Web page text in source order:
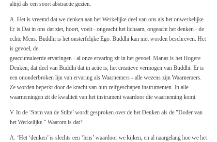
altijd als een soort abstractie gezien.
A. Het is vreemd dat we denken aan het Werkelijke deel van ons als het onwerkelijke.
Er is Dat in ons dat ziet, hoort, voelt - ongeacht het lichaam, ongeacht het denken - de
echte Mens. Buddhi is het onsterfelijke Ego. Buddhi kan niet worden beschreven. Het
is gevoel, de
geaccumuleerde ervaringen - al onze ervaring zit in het gevoel. Manas is het Hogere
Denken, dat deel van Buddhi dat in actie is; het creatieve vermogen van Buddhi. Er is
een ononderbroken lijn van ervaring als Waarnemers - alle wezens zijn Waarnemers.
Ze worden beperkt door de kracht van hun zelfgeschapen instrumenten. In alle
waarnemingen zit de kwaliteit van het instrument waardoor die waarneming komt.
V. In de ‘Stem van de Stilte’ wordt gesproken over de het Denken als de "Doder van
het Werkelijke." Waarom is dat?
A. ‘Het ‘denken’ is slechts een ‘lens’ waardoor we kijken, en al naargelang hoe we het